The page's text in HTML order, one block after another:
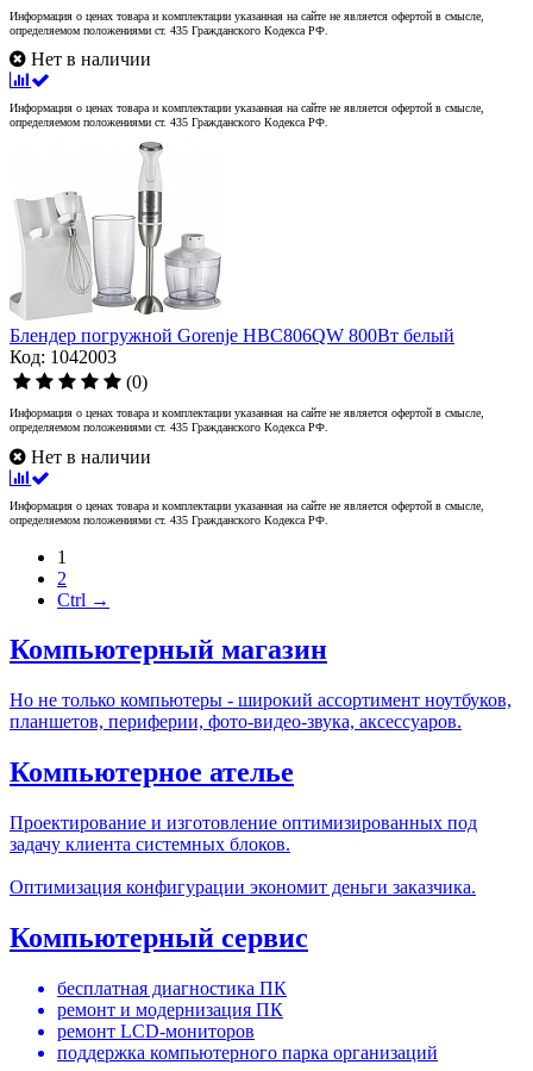
Информация о ценах товара и комплектации указанная на сайте не является офертой в смысле,
определяемом положениями ст. 435 Гражданского Кодекса РФ.
Нет в наличии
Информация о ценах товара и комплектации указанная на сайте не является офертой в смысле,
определяемом положениями ст. 435 Гражданского Кодекса РФ.
Блендер погружной Gorenje HBC806QW 800Вт белый
Код: 1042003
(0)
Информация о ценах товара и комплектации указанная на сайте не является офертой в смысле,
определяемом положениями ст. 435 Гражданского Кодекса РФ.
Нет в наличии
Информация о ценах товара и комплектации указанная на сайте не является офертой в смысле,
определяемом положениями ст. 435 Гражданского Кодекса РФ.
1
2
Ctrl →
Компьютерный магазин
Но не только компьютеры - широкий ассортимент ноутбуков,
планшетов, периферии, фото-видео-звука, аксессуаров.
Компьютерное ателье
Проектирование и изготовление оптимизированных под
задачу клиента системных блоков.
Оптимизация конфигурации экономит деньги заказчика.
Компьютерный сервис
бесплатная диагностика ПК
ремонт и модернизация ПК
ремонт LCD-мониторов
поддержка компьютерного парка организаций